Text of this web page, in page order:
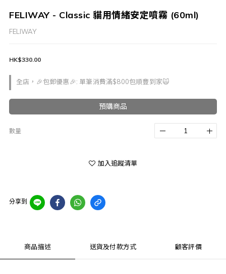
FELIWAY - Classic 貓用情緒安定噴霧 (60ml)
FELIWAY
全店，🎉包郵優惠🎉: 單筆消費滿$800包順豐到家🙀
HK$330.00
預購商品
數量
加入追蹤清單
分享到
商品描述 送貨及付款方式 顧客評價